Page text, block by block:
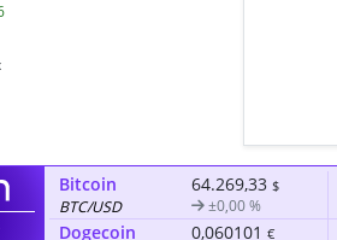
Bitcoin
BTC/USD
64.269,33 $
±0,00 %
Dogecoin 0,060101 €